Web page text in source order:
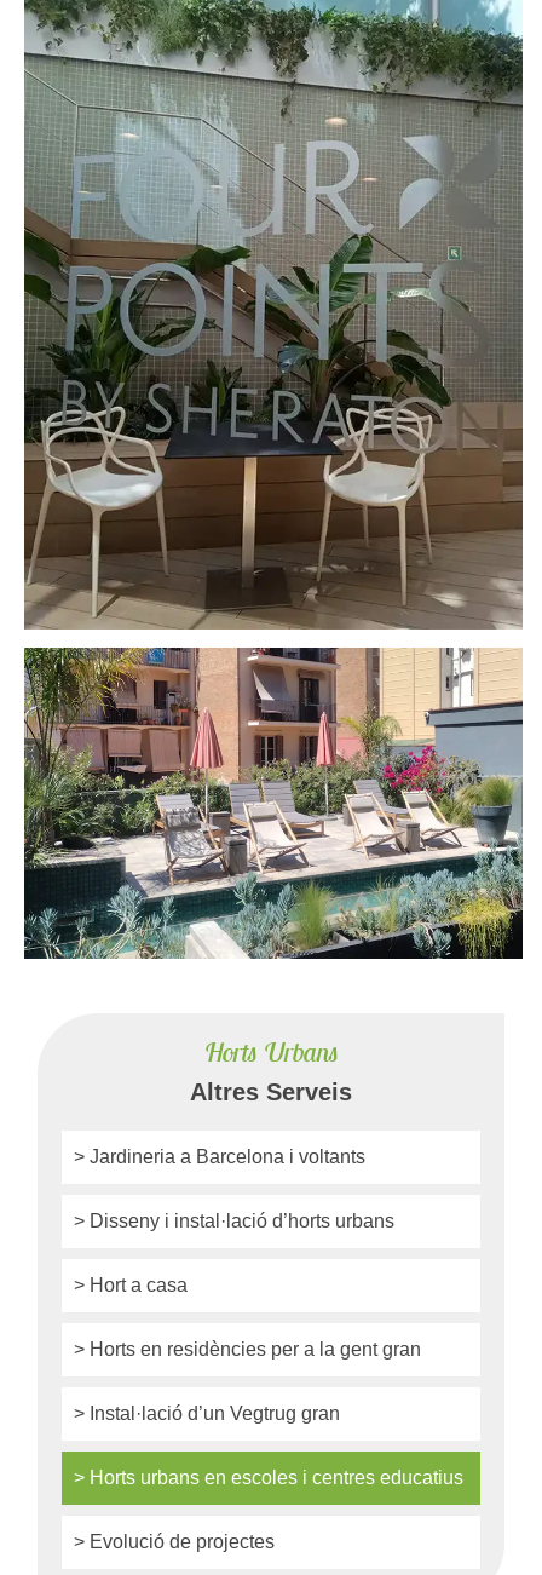
Horts Urbans
Altres Serveis
> Jardineria a Barcelona i voltants
> Disseny i instal·lació d’horts urbans
> Hort a casa
> Horts en residències per a la gent gran
> Instal·lació d’un Vegtrug gran
> Horts urbans en escoles i centres educatius
> Evolució de projectes